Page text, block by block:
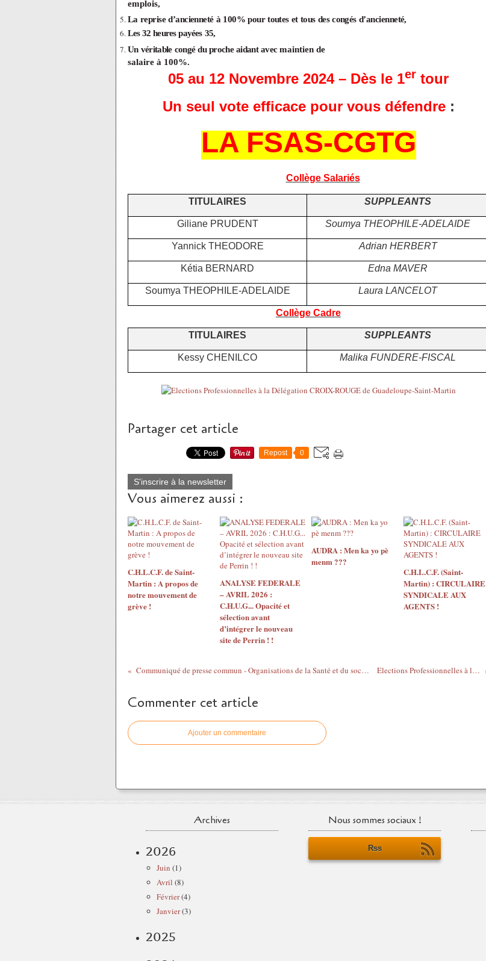
emplois,
La reprise d’ancienneté à 100% pour toutes et tous des congés d’ancienneté,
Les 32 heures payées 35,
Un véritable congé du proche aidant avecmaintien de
salaire à 100%.
05 au 12 Novembre 2024 – Dès le 1er tour
Un seul vote efficace pour vous défendre:
LA FSAS-CGTG
Collège Salariés
TITULAIRES SUPPLEANTS
Giliane PRUDENT Soumya THEOPHILE-ADELAIDE
Yannick THEODORE Adrian HERBERT
Kétia BERNARD Edna MAVER
Soumya THEOPHILE-ADELAIDE Laura LANCELOT
Collège Cadre
TITULAIRES SUPPLEANTS
Kessy CHENILCO Malika FUNDERE-FISCAL
Partager cet article
Repost 0
S'inscrire à la newsletter
Vous aimerez aussi :
C.H.L.C.F. de Saint-
Martin : A propos de
notre mouvement de
grève !
ANALYSE FEDERALE
– AVRIL 2026 :
C.H.U.G... Opacité et
sélection avant
d’intégrer le nouveau
site de Perrin ! !
AUDRA : Men ka yo pè
menm ???
C.H.L.C.F. (Saint-
Martin) : CIRCULAIRE
SYNDICALE AUX
AGENTS !
Communiqué de presse commun - Organisations de la Santé et du social CGT - CGTR - CGTMa - CGTG et CGTM Elections Professionnelles à l'APAEI-Marie-Galante
Commenter cet article
Ajouter un commentaire
Archives
2026
Juin (1)
Avril (8)
Février(4)
Janvier(3)
2025
Nous sommes sociaux !
Rss